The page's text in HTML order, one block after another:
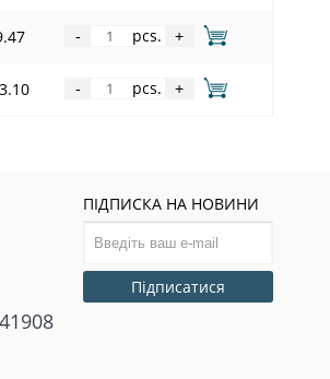
- pcs. +
- pcs. +
ПІДПИСКА НА НОВИНИ
Підписатися